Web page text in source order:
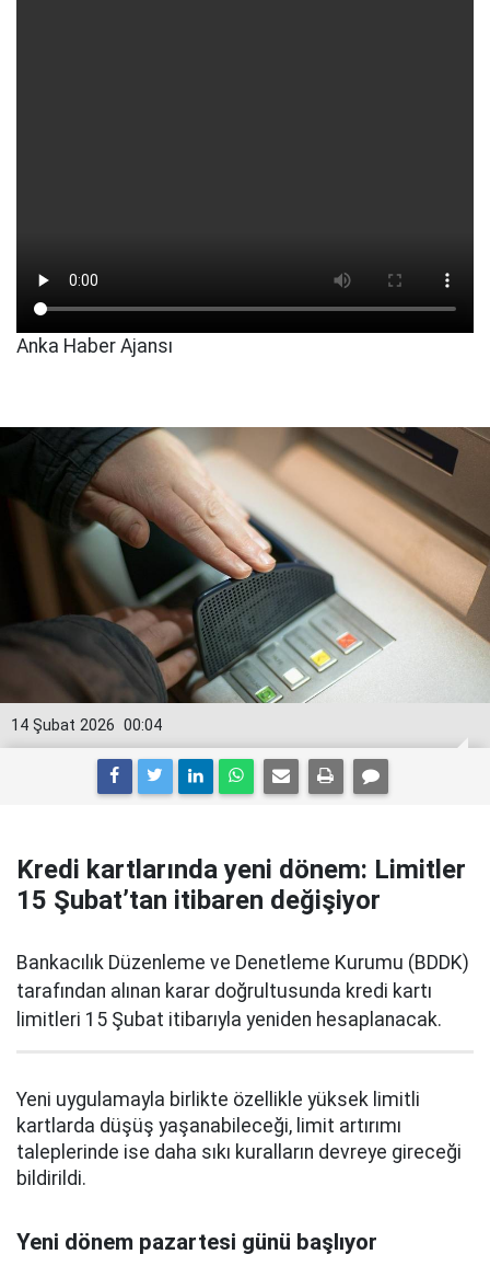
Anka Haber Ajansı
00:04
14 Şubat 2026
Kredi kartlarında yeni dönem: Limitler
15 Şubat’tan itibaren değişiyor
Bankacılık Düzenleme ve Denetleme Kurumu (BDDK)
tarafından alınan karar doğrultusunda kredi kartı
limitleri 15 Şubat itibarıyla yeniden hesaplanacak.
Yeni uygulamayla birlikte özellikle yüksek limitli
kartlarda düşüş yaşanabileceği, limit artırımı
taleplerinde ise daha sıkı kuralların devreye gireceği
bildirildi.
Yeni dönem pazartesi günü başlıyor